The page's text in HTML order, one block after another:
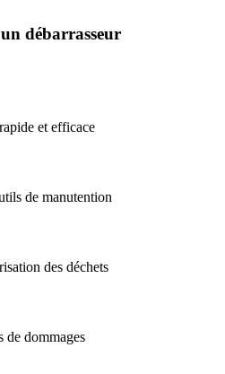
débarrasseur
et efficace
de manutention
des déchets
de dommages